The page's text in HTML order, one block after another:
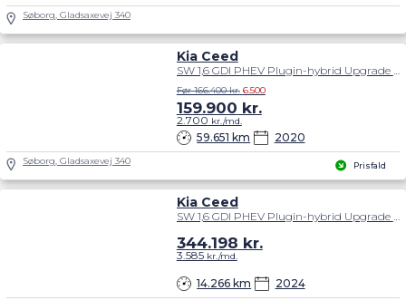
Søborg, Gladsaxevej 340
Prisfald
Kia Ceed
SW 1,6 GDI PHEV Plugin-hybrid Upgrade m/Plus DCT 141HK Stc 6g Aut.
59.651 km 2020
Før 166.400 kr. 6.500
159.900 kr.
2.700 kr./md.
Søborg, Gladsaxevej 340
Kia Ceed
SW 1,6 GDI PHEV Plugin-hybrid Upgrade DCT 141HK Stc 6g Aut.
14.266 km 2024
344.198 kr.
3.585kr./md.